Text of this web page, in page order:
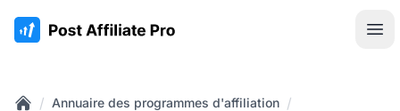
:site.title
/ Annuaire des programmes d'affiliation /